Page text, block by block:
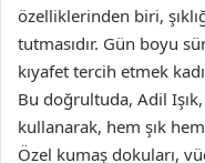
özelliklerinden biri,
tutmasıdır. Gün boyu
kıyafet tercih etmek
Bu doğrultuda, Adil
kullanarak, hem şık
Özel kumaş dokuları,